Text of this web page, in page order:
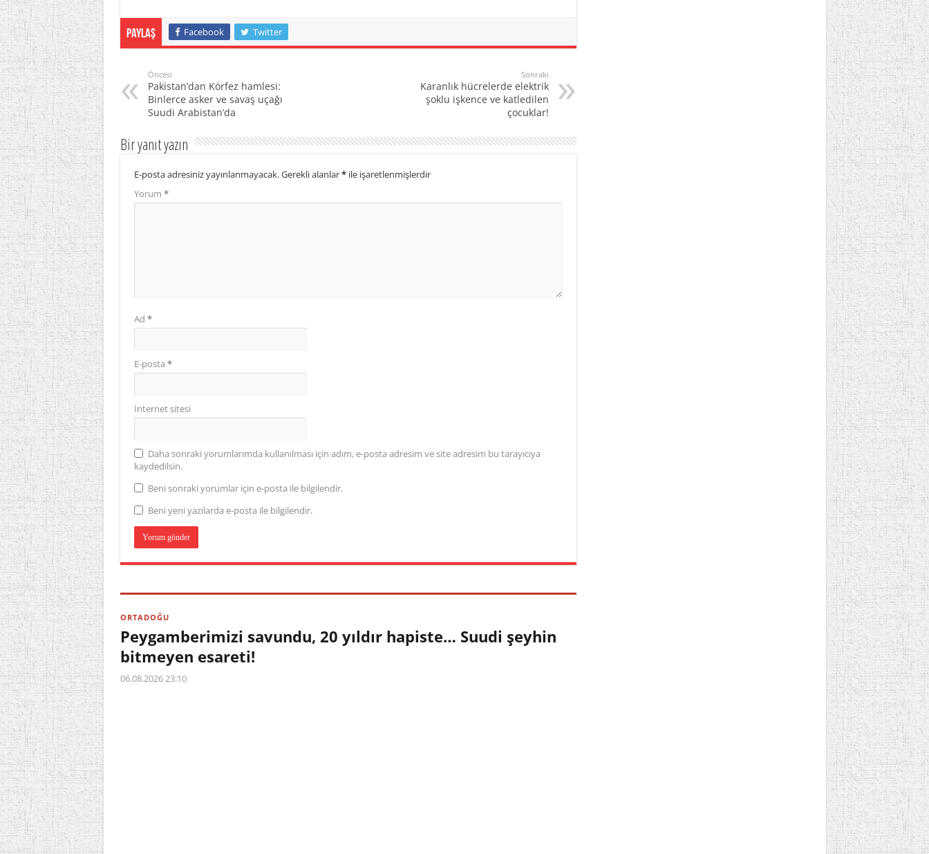
Paylaş Facebook Twitter
Öncesi
Pakistan’dan Körfez hamlesi:
Binlerce asker ve savaş uçağı
Suudi Arabistan’da
Sonraki
Karanlık hücrelerde elektrik
şoklu işkence ve katledilen
çocuklar!
Bir yanıt yazın
E-posta adresiniz yayınlanmayacak.Gerekli alanlar*ile işaretlenmişlerdir
Yorum *
Ad *
E-posta *
İnternet sitesi
Daha sonraki yorumlarımda kullanılması için adım, e-posta adresim ve site adresim bu tarayıcıya
kaydedilsin.
Beni sonraki yorumlar için e-posta ile bilgilendir.
Beni yeni yazılarda e-posta ile bilgilendir.
ORTADOĞU
Peygamberimizi savundu, 20 yıldır hapiste… Suudi şeyhin
bitmeyen esareti!
06.08.2026 23:10